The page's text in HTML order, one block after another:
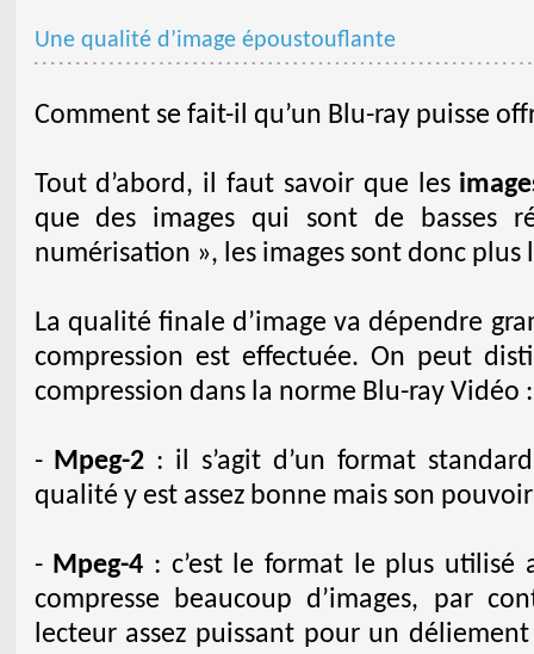
Une qualité d’image époustouflante
Comment se fait-il qu’un Blu-ray puisse
Tout d’abord, il faut savoir que les
que des images qui sont de basses
numérisation », les images sont donc plus
La qualité finale d’image va dépendre
compression est effectuée. On peut
compression dans la norme Blu-ray Vidéo :
- Mpeg-2 : il s’agit d’un format
qualité y est assez bonne mais son
- Mpeg-4 : c’est le format le plus utilisé
compresse beaucoup d’images, par
lecteur assez puissant pour un déliement